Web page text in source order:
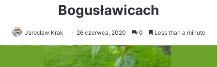
Bogusławicach
Jarosław Krak 26 czerwca, 2020 0 Less than a minute